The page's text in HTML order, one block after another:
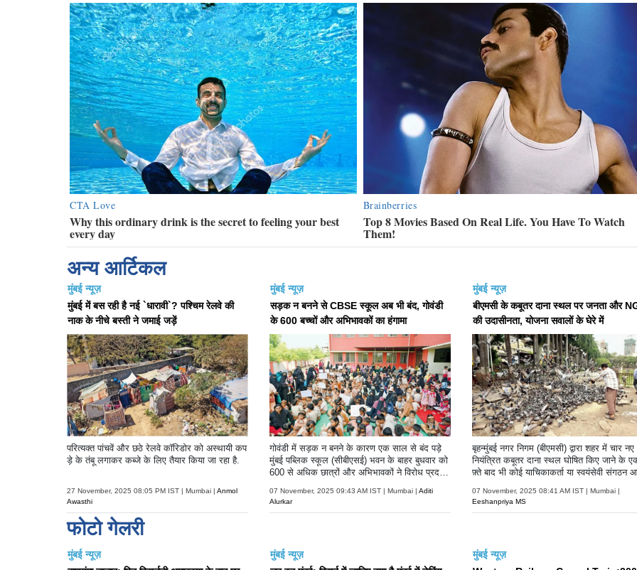
अन्य आर्टिकल
मुंबई न्यूज़
मुंबई में बस रही है नई `धारावी`? पश्चिम रेलवे की
नाक के नीचे बस्ती ने जमाई जड़ें
परित्यक्त पांचवें और छठे रेलवे कॉरिडोर को अस्थायी कप
ड़े के तंबू लगाकर कब्जे के लिए तैयार किया जा रहा है.
27 November, 2025 08:05 PM IST | Mumbai | Anmol
Awasthi
मुंबई न्यूज़
सड़क न बनने से CBSE स्कूल अब भी बंद, गोवंडी
के 600 बच्चों और अभिभावकों का हंगामा
गोवंडी में सड़क न बनने के कारण एक साल से बंद पड़े
मुंबई पब्लिक स्कूल (सीबीएसई) भवन के बाहर बुधवार को
600 से अधिक छात्रों और अभिभावकों ने विरोध प्रदर्शन
07 November, 2025 09:43 AM IST | Mumbai | Aditi
Alurkar
मुंबई न्यूज़
बीएमसी के कबूतर दाना स्थल पर जनता और
की उदासीनता, योजना सवालों के घेरे में
बृहन्मुंबई नगर निगम (बीएमसी) द्वारा शहर में चार नए
नियंत्रित कबूतर दाना स्थल घोषित किए जाने के
फ़्ते बाद भी कोई याचिकाकर्ता या स्वयंसेवी संगठन
07 November, 2025 08:41 AM IST | Mumbai |
Eeshanpriya MS
फोटो गेलरी
मुंबई न्यूज़
मुंबई न्यूज़
मुंबई न्यूज़